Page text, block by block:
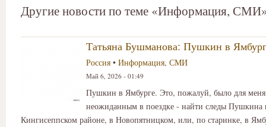
Другие новости по теме «Информация,
Татьяна Бушманова: Пушкин в
Россия • Информация, СМИ
Май 6, 2026 - 01:49
Пушкин в Ямбурге. Это, пожалуй, было для
неожиданным в поездке - найти следы Пушкина
Кингисеппском районе, в Новопятницком, или, по старинке, в